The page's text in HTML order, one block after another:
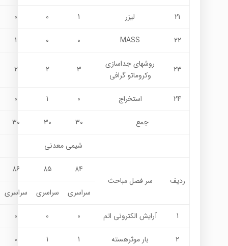
21 لیزر 1
0
0
22
MASS
0
0
1
23
روشهاي جداسازي
وکروماتو گرافي
3
2
2
24 استخراج 0
1
0
جمع 30
30
30
شيمي معدني
ردیف سر فصل مباحث
84
85
86
سراسری سراسری سراسری
1 آرايش الکتروني اتم 0
0
0
2 بار موثرهسته 1
1
0